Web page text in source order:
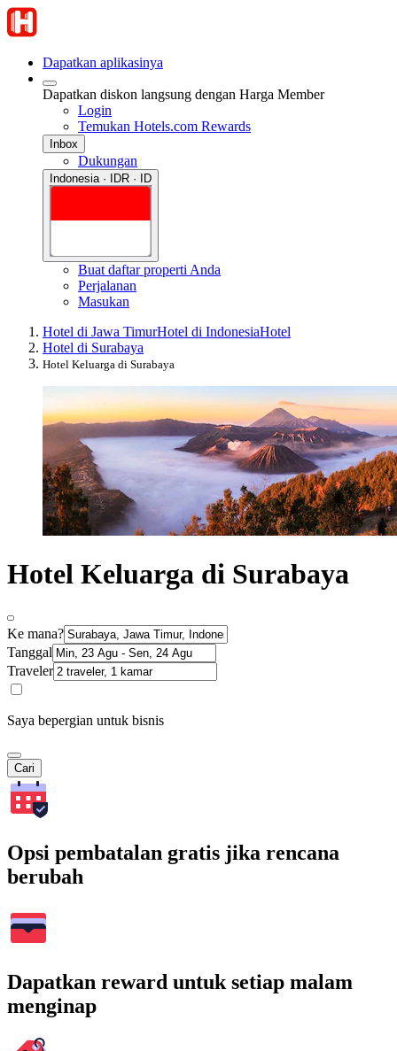
Dapatkan aplikasinya
Dapatkan diskon langsung dengan Harga Member
Login
Temukan Hotels.com Rewards
Inbox
Dukungan
Indonesia · IDR · ID
Buat daftar properti Anda
Perjalanan
Masukan
Hotel di Jawa TimurHotel di IndonesiaHotel
Hotel di Surabaya
Hotel Keluarga di Surabaya
Hotel Keluarga di Surabaya
Ke mana?
Tanggal
Traveler
Saya bepergian untuk bisnis
Cari
Opsi pembatalan gratis jika rencana
berubah
Dapatkan reward untuk setiap malam
menginap